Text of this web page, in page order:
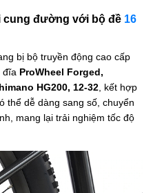
cung đường với bộ đề 16
bị bộ truyền động cao cấp
đĩa ProWheel Forged,
HG200, 12-32 , kết hợp
thể dễ dàng sang số, chuyển
mang lại trải nghiệm tốc độ